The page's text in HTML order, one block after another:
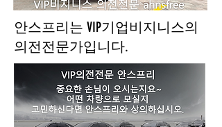
​안스프리는 VIP기업비지니스의
​의전전문가입니다.